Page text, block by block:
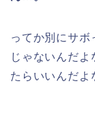
ってか別にサボ
じゃないんだ
たらいいんだよ